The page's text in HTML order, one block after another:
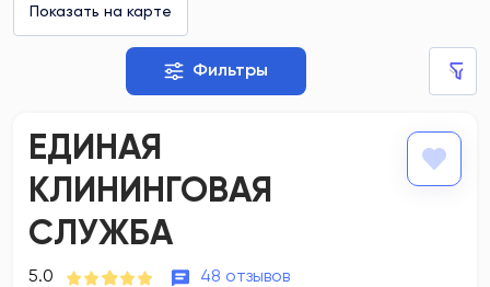
Фильтры
ЕДИНАЯ
КЛИНИНГОВАЯ
СЛУЖБА
5.0 48 отзывов